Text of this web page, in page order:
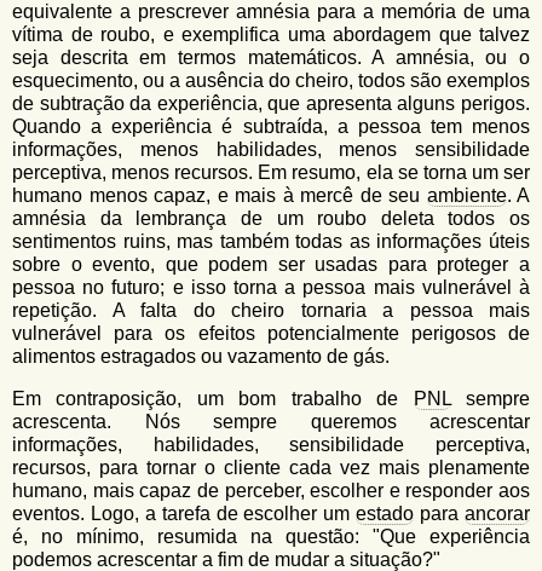
equivalente a prescrever amnésia para a memória de uma
vítima de roubo, e exemplifica uma abordagem que talvez
seja descrita em termos matemáticos. A amnésia, ou o
esquecimento, ou a ausência do cheiro, todos são exemplos
de subtração da experiência, que apresenta alguns perigos.
Quando a experiência é subtraída, a pessoa tem menos
informações, menos habilidades, menos sensibilidade
perceptiva, menos recursos. Em resumo, ela se torna um ser
humano menos capaz, e mais à mercê de seu ambiente. A
amnésia da lembrança de um roubo deleta todos os
sentimentos ruins, mas também todas as informações úteis
sobre o evento, que podem ser usadas para proteger a
pessoa no futuro; e isso torna a pessoa mais vulnerável à
repetição. A falta do cheiro tornaria a pessoa mais
vulnerável para os efeitos potencialmente perigosos de
alimentos estragados ou vazamento de gás.
Em contraposição, um bom trabalho de PNLsempre
acrescenta. Nós sempre queremos acrescentar
informações, habilidades, sensibilidade perceptiva,
recursos, para tornar o cliente cada vez mais plenamente
humano, mais capaz de perceber, escolher e responder aos
eventos. Logo, a tarefa de escolher umestado paraancorar
é, no mínimo, resumida na questão: "Que experiência
podemos acrescentar a fim de mudar a situação?"